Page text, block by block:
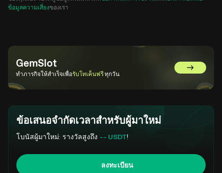
ข้อมูลความเสี่ยงของเรา
GemSlot
ทำภารกิจให้สำเร็จเพื่อรับโทเค็นฟรีทุกวัน ไปที่
ข้อเสนอจำกัดเวลาสำหรับผู้มาใหม่
โบนัสผู้มาใหม่: รางวัลสูงถึง -- USDT!
ลงทะเบียน